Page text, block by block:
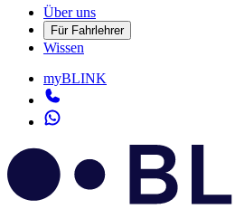
Über uns
Für Fahrlehrer
Wissen
myBLINK